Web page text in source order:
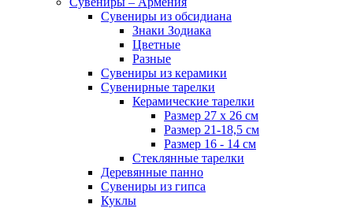
Сувениры из обсидиана
Знаки Зодиака
Цветные
Разные
Сувениры из керамики
Сувенирные тарелки
Керамические тарелки
Размер 27 х 26 см
Размер 21-18,5 см
Размер 16 - 14 см
Стеклянные тарелки
Деревянные панно
Сувениры из гипса
Куклы